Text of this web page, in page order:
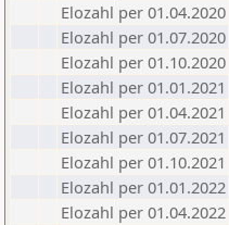
Elozahl per 01.04.2020
Elozahl per 01.07.2020
Elozahl per 01.10.2020
Elozahl per 01.01.2021
Elozahl per 01.04.2021
Elozahl per 01.07.2021
Elozahl per 01.10.2021
Elozahl per 01.01.2022
Elozahl per 01.04.2022